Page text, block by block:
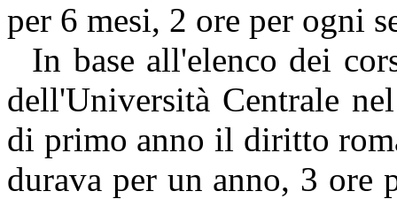
per 6 mesi, 2 ore per ogni
In base all'elenco dei
dell'Università Centrale
di primo anno il diritto
durava per un anno, 3 ore